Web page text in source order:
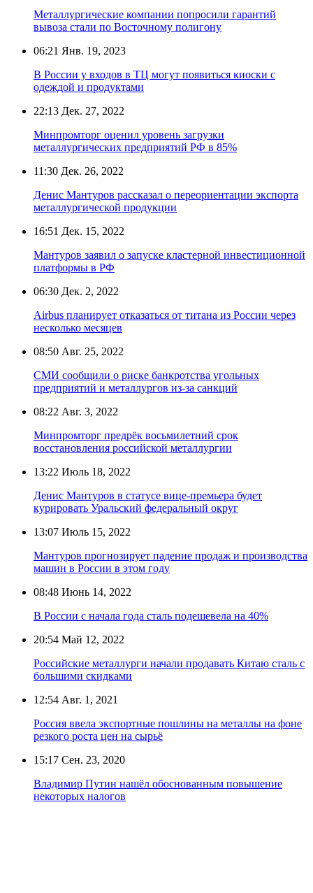
Металлургические компании попросили гарантий
вывоза стали по Восточному полигону
06:21 Янв. 19, 2023
В России у входов в ТЦ могут появиться киоски с
одеждой и продуктами
22:13 Дек. 27, 2022
Минпромторг оценил уровень загрузки
металлургических предприятий РФ в 85%
11:30 Дек. 26, 2022
Денис Мантуров рассказал о переориентации экспорта
металлургической продукции
16:51 Дек. 15, 2022
Мантуров заявил о запуске кластерной инвестиционной
платформы в РФ
06:30 Дек. 2, 2022
Airbus планирует отказаться от титана из России через
несколько месяцев
08:50 Авг. 25, 2022
СМИ сообщили о риске банкротства угольных
предприятий и металлургов из-за санкций
08:22 Авг. 3, 2022
Минпромторг предрёк восьмилетний срок
восстановления российской металлургии
13:22 Июль 18, 2022
Денис Мантуров в статусе вице-премьера будет
курировать Уральский федеральный округ
13:07 Июль 15, 2022
Мантуров прогнозирует падение продаж и производства
машин в России в этом году
08:48 Июнь 14, 2022
В России с начала года сталь подешевела на 40%
20:54 Май 12, 2022
Российские металлурги начали продавать Китаю сталь с
большими скидками
12:54 Авг. 1, 2021
Россия ввела экспортные пошлины на металлы на фоне
резкого роста цен на сырьё
15:17 Сен. 23, 2020
Владимир Путин нашёл обоснованным повышение
некоторых налогов